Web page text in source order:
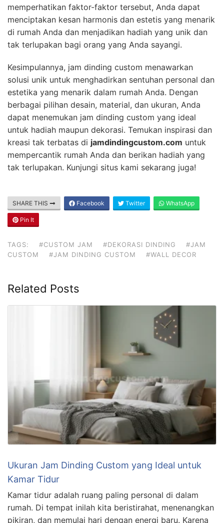
memperhatikan faktor-faktor tersebut, Anda dapat
menciptakan kesan harmonis dan estetis yang menarik
di rumah Anda dan menjadikan hadiah yang unik dan
tak terlupakan bagi orang yang Anda sayangi.
Kesimpulannya, jam dinding custom menawarkan
solusi unik untuk menghadirkan sentuhan personal dan
estetika yang menarik dalam rumah Anda. Dengan
berbagai pilihan desain, material, dan ukuran, Anda
dapat menemukan jam dinding custom yang ideal
untuk hadiah maupun dekorasi. Temukan inspirasi dan
kreasi tak terbatas di jamdindingcustom.com untuk
mempercantik rumah Anda dan berikan hadiah yang
tak terlupakan. Kunjungi situs kami sekarang juga!
SHARE THIS Facebook Twitter WhatsApp
Pin It
TAGS: #CUSTOM JAM #DEKORASI DINDING
#JAM
CUSTOM
#JAM DINDING CUSTOM #WALL DECOR
Related Posts
Ukuran Jam Dinding Custom yang Ideal untuk
Kamar Tidur
Kamar tidur adalah ruang paling personal di dalam
rumah. Di tempat inilah kita beristirahat, menenangkan
pikiran, dan memulai hari dengan energi baru. Karena